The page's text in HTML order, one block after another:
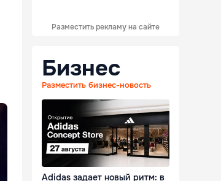
Разместить рекламу на сайте
Бизнес
Разместить бизнес-новость
Adidas задает новый ритм: в